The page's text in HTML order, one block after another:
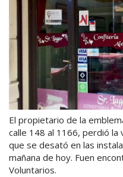
El propietario de la
calle 148 al 1166, perdió la
que se desató en las
mañana de hoy. Fuen
Voluntarios.